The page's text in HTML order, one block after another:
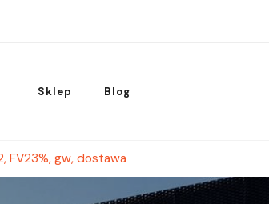
Sklep Blog
FV23%, gw, dostawa